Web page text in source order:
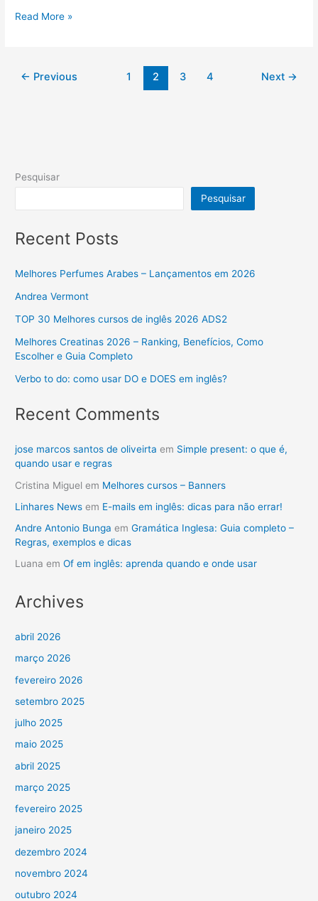
Read More »
← Previous 1 2 3 4 Next →
Pesquisar
Pesquisar
Recent Posts
Melhores Perfumes Arabes – Lançamentos em 2026
Andrea Vermont
TOP 30 Melhores cursos de inglês 2026 ADS2
Melhores Creatinas 2026 – Ranking, Benefícios, Como
Escolher e Guia Completo
Verbo to do: como usar DO e DOES em inglês?
Recent Comments
jose marcos santos de oliveirta em Simple present: o que é,
quando usar e regras
Cristina Miguel em Melhores cursos – Banners
Linhares News em E-mails em inglês: dicas para não errar!
Andre Antonio Bunga emGramática Inglesa: Guia completo –
Regras, exemplos e dicas
Luana emOf em inglês: aprenda quando e onde usar
Archives
abril 2026
março 2026
fevereiro 2026
setembro 2025
julho 2025
maio 2025
abril 2025
março 2025
fevereiro 2025
janeiro 2025
dezembro 2024
novembro 2024
outubro 2024